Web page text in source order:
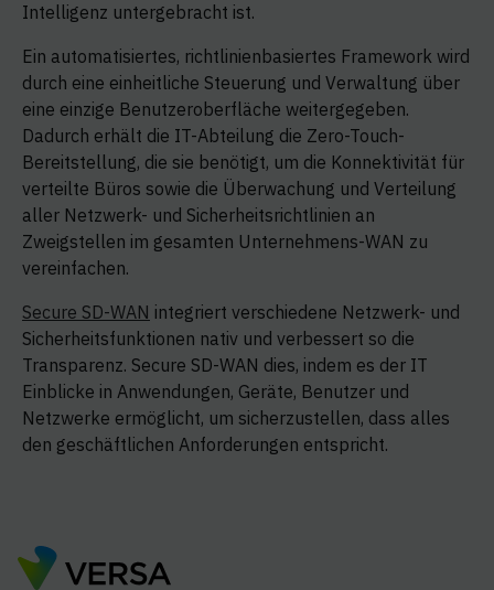
Intelligenz untergebracht ist.
Ein automatisiertes, richtlinienbasiertes Framework wird
durch eine einheitliche Steuerung und Verwaltung über
eine einzige Benutzeroberfläche weitergegeben.
Dadurch erhält die IT-Abteilung die Zero-Touch-
Bereitstellung, die sie benötigt, um die Konnektivität für
verteilte Büros sowie die Überwachung und Verteilung
aller Netzwerk- und Sicherheitsrichtlinien an
Zweigstellen im gesamten Unternehmens-WAN zu
vereinfachen.
Secure SD-WAN integriert verschiedene Netzwerk- und
Sicherheitsfunktionen nativ und verbessert so die
Transparenz. Secure SD-WAN dies, indem es der IT
Einblicke in Anwendungen, Geräte, Benutzer und
Netzwerke ermöglicht, um sicherzustellen, dass alles
den geschäftlichen Anforderungen entspricht.